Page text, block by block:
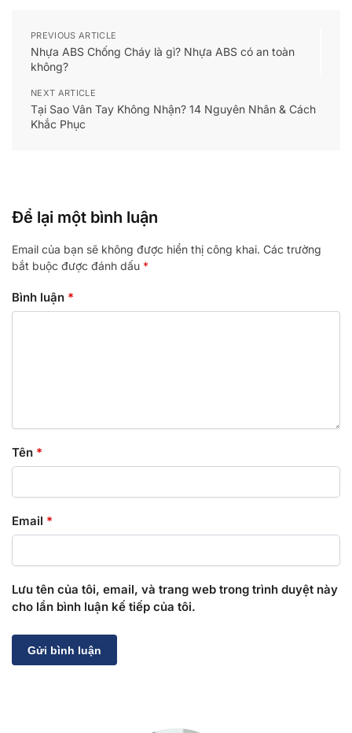
PREVIOUS ARTICLE
Nhựa ABS Chống Cháy là gì? Nhựa ABS có an toàn
không?
NEXT ARTICLE
Tại Sao Vân Tay Không Nhận? 14 Nguyên Nhân & Cách
Khắc Phục
Để lại một bình luận
Email của bạn sẽ không được hiển thị công khai. Các trường
bắt buộc được đánh dấu *
Bình luận *
Tên *
Email *
Lưu tên của tôi, email, và trang web trong trình duyệt này
cho lần bình luận kế tiếp của tôi.